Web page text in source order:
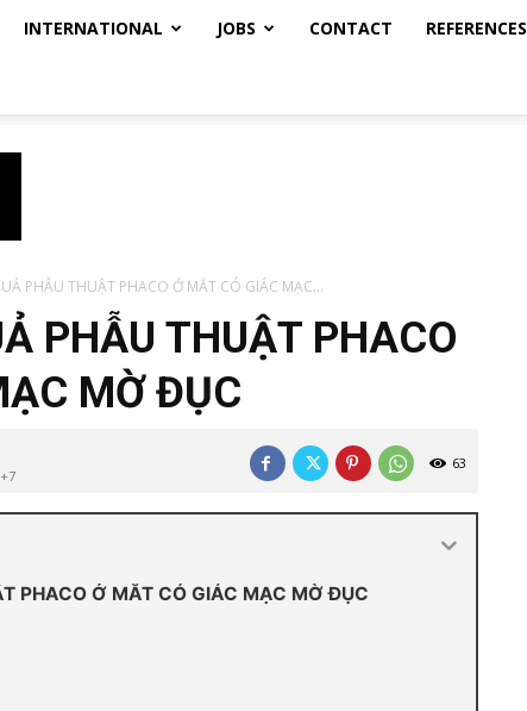
INTERNATIONAL JOBS CONTACT REFERENCES
PHẪU THUẬT PHACO Ở MẮT CÓ GIÁC MẠC...
PHẪU THUẬT PHACO
MỜ ĐỤC
63
PHACO Ở MẮT CÓ GIÁC MẠC MỜ ĐỤC